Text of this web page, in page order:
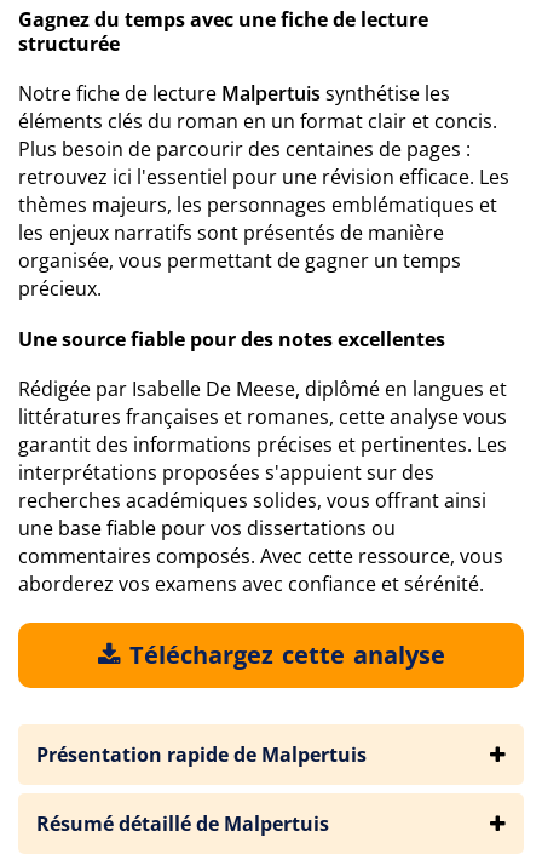
Gagnez du temps avec une fiche de lecture
structurée
Notre fiche de lecture Malpertuis synthétise les
éléments clés du roman en un format clair et concis.
Plus besoin de parcourir des centaines de pages :
retrouvez ici l'essentiel pour une révision efficace. Les
thèmes majeurs, les personnages emblématiques et
les enjeux narratifs sont présentés de manière
organisée, vous permettant de gagner un temps
précieux.
Une source fiable pour des notes excellentes
Rédigée par Isabelle De Meese, diplômé en langues et
littératures françaises et romanes, cette analyse vous
garantit des informations précises et pertinentes. Les
interprétations proposées s'appuient sur des
recherches académiques solides, vous offrant ainsi
une base fiable pour vos dissertations ou
commentaires composés. Avec cette ressource, vous
aborderez vos examens avec confiance et sérénité.
Téléchargez cette analyse
Présentation rapide de Malpertuis
Résumé détaillé de Malpertuis